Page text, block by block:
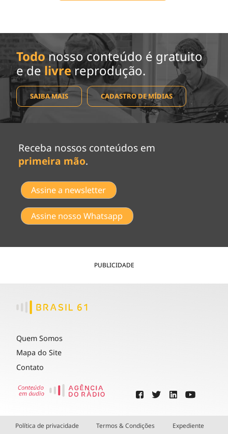
Todo nosso conteúdo é gratuito
e de livrereprodução.
SAIBA MAIS CADASTRO DE MÍDIAS
Receba nossos conteúdos em
primeira mão.
Assine a newsletter
Assine nosso Whatsapp
PUBLICIDADE
Quem Somos
Mapa do Site
Contato
Política de privacidade Termos & Condições Expediente